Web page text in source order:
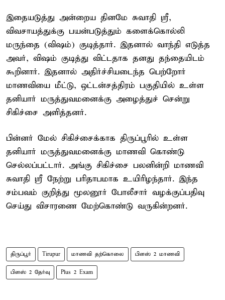
இதையடுத்து அன்றைய தினமே சுவாதி ஸ்ரீ,
விவசாயத்துக்கு பயன்படுத்தும் களைக்கொல்லி
மருந்தை (விஷம்) குடித்தார். இதனால் வாந்தி எடுத்த
அவர், விஷம் குடித்து விட்டதாக தனது தந்தையிடம்
கூறினார். இதனால் அதிர்ச்சியடைந்த பெற்றோர்
மாணவியை மீட்டு, ஒட்டன்சத்திரம் பகுதியில் உள்ள
தனியார் மருத்துவமனைக்கு அழைத்துச் சென்று
சிகிச்சை அளித்தனர்.
பின்னர் மேல் சிகிச்சைக்காக திருப்பூரில் உள்ள
தனியார் மருத்துவமனைக்கு மாணவி கொண்டு
செல்லப்பட்டார். அங்கு சிகிச்சை பலனின்றி மாணவி
சுவாதி ஸ்ரீ நேற்று பரிதாபமாக உயிரிழந்தார். இந்த
சம்பவம் குறித்து மூலனூர் போலீசார் வழக்குப்பதிவு
செய்து விசாரணை மேற்கொண்டு வருகின்றனர்.
திருப்பூர் Tirupur மாணவி தற்கொலை பிளஸ் 2 மாணவி
பிளஸ் 2 தேர்வு Plus 2 Exam